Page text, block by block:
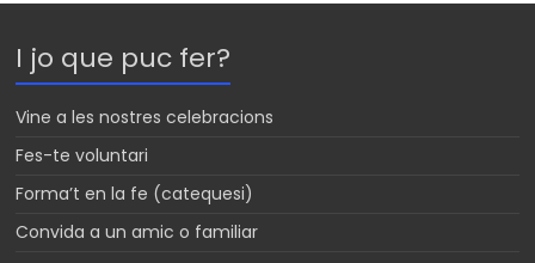
A
p
p
g
e
I jo que puc fer?
Vine a les nostres celebracions
Fes-te voluntari
Forma’t en la fe (catequesi)
Convida a un amic o familiar